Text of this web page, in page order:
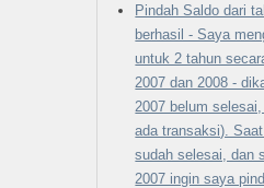
Pindah Saldo dari
berhasil - Saya
untuk 2 tahun
2007 dan 2008 -
2007 belum
ada transaksi).
sudah selesai, dan
2007 ingin saya